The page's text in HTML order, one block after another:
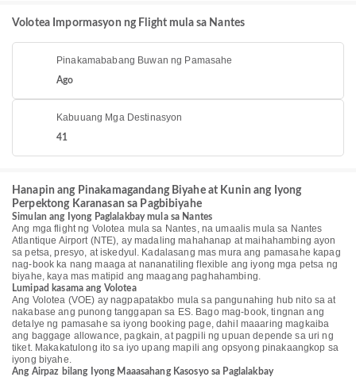
Volotea Impormasyon ng Flight mula sa Nantes
Pinakamababang Buwan ng Pamasahe
Ago
Kabuuang Mga Destinasyon
41
Hanapin ang Pinakamagandang Biyahe at Kunin ang Iyong
Perpektong Karanasan sa Pagbibiyahe
Simulan ang Iyong Paglalakbay mula sa Nantes
Ang mga flight ng Volotea mula sa Nantes, na umaalis mula sa Nantes
Atlantique Airport (NTE), ay madaling mahahanap at maihahambing ayon
sa petsa, presyo, at iskedyul. Kadalasang mas mura ang pamasahe kapag
nag-book ka nang maaga at nananatiling flexible ang iyong mga petsa ng
biyahe, kaya mas matipid ang maagang paghahambing.
Lumipad kasama ang Volotea
Ang Volotea (VOE) ay nagpapatakbo mula sa pangunahing hub nito sa at
nakabase ang punong tanggapan sa ES. Bago mag-book, tingnan ang
detalye ng pamasahe sa iyong booking page, dahil maaaring magkaiba
ang baggage allowance, pagkain, at pagpili ng upuan depende sa uri ng
tiket. Makakatulong ito sa iyo upang mapili ang opsyong pinakaangkop sa
iyong biyahe.
Ang Airpaz bilang Iyong Maaasahang Kasosyo sa Paglalakbay